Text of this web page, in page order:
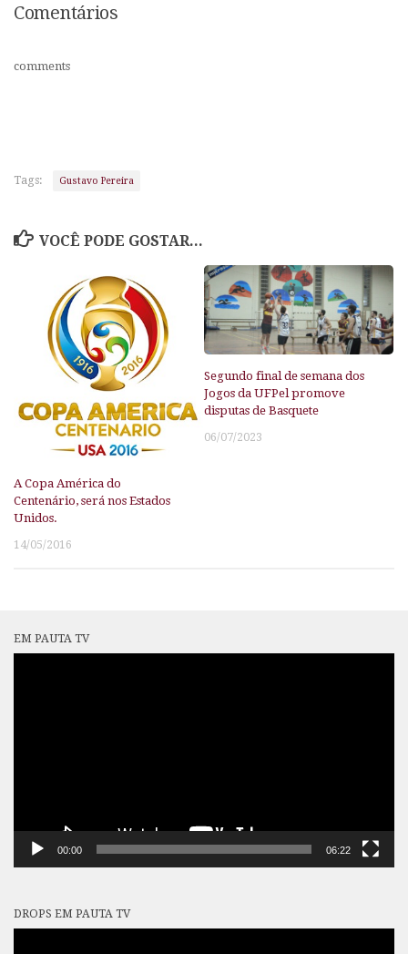
Comentários
comments
Tags: Gustavo Pereira
VOCÊ PODE GOSTAR...
A Copa América do
Centenário, será nos Estados
Unidos.
14/05/2016
Segundo final de semana dos
Jogos da UFPel promove
disputas de Basquete
06/07/2023
EM PAUTA TV
00:00 06:22
DROPS EM PAUTA TV